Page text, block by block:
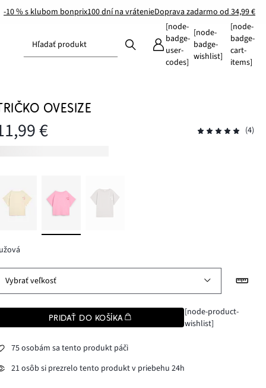
-10 % s klubom bonprix100 dní na vrátenieDoprava zadarmo od 34,99 €
Hľadať produkt
[node-
badge-
user-
codes]
[node-
badge-
wishlist]
[node-
badge-
cart-
items]
OVESIZE
€ (4)
Vybrať veľkosť
PRIDAŤ DO KOŠÍKA
[node-product-
wishlist]
75 osobám sa tento produkt páči
21 osôb si prezrelo tento produkt v priebehu 24h